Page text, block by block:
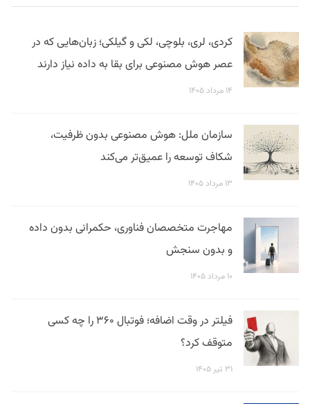
کردی، لری، بلوچی، لکی و گیلکی؛ زبان‌هایی که در
عصر هوش مصنوعی برای بقا به داده نیاز دارند
۱۴ مرداد ۱۴۰۵
سازمان ملل: هوش مصنوعی بدون ظرفیت،
شکاف توسعه را عمیق‌تر می‌کند
۱۳ مرداد ۱۴۰۵
مهاجرت متخصصان فناوری، حکمرانی بدون داده
و بدون سنجش
۱۰ مرداد ۱۴۰۵
فیلتر در وقت اضافه؛ فوتبال ۳۶۰ را چه کسی
متوقف کرد؟
۳۱ تیر ۱۴۰۵